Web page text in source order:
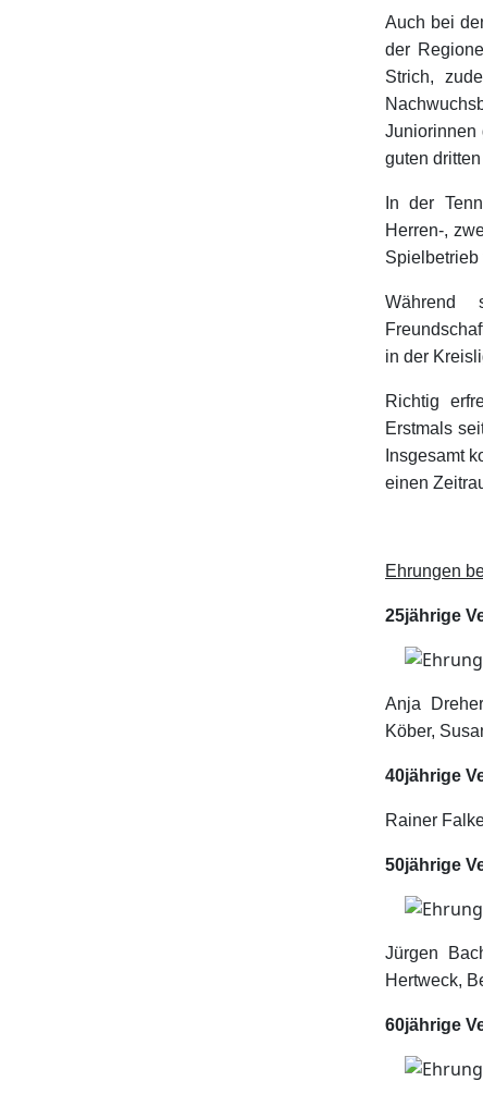
Auch bei
der
Strich,
Juniorinnen
guten
In der
Herren-,
Spielbetrieb
Während
in der
Richtig
Erstmals
Insgesamt
einen
Ehrungen
25jährige
Anja
Köber,
40jährige
Rainer
50jährige
Jürgen
Hertweck,
60jährige